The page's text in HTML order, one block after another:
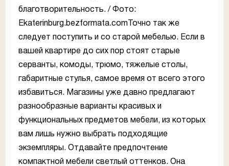
благотворительность. / Фото:
Ekaterinburg.bezformata.comТочно так же
следует поступить и со старой мебелью. Если в
вашей квартире до сих пор стоят старые
серванты, комоды, трюмо, тяжелые столы,
габаритные стулья, самое время от всего этого
избавиться. Магазины уже давно предлагают
разнообразные варианты красивых и
функциональных предметов мебели, из которых
вам лишь нужно выбрать подходящие
экземпляры. Отдавайте предпочтение
компактной мебели светлый оттенков. Она